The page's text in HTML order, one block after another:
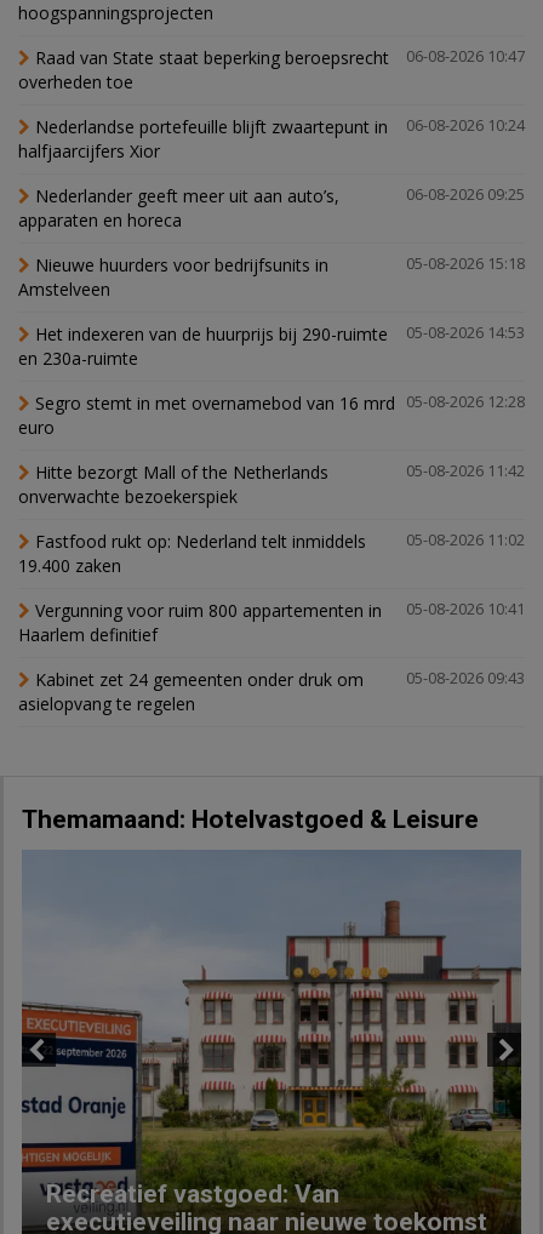
hoogspanningsprojecten
06-08-2026 10:47
Raad van State staat beperking beroepsrecht
overheden toe
06-08-2026 10:24
Nederlandse portefeuille blijft zwaartepunt in
halfjaarcijfers Xior
06-08-2026 09:25
Nederlander geeft meer uit aan auto’s,
apparaten en horeca
05-08-2026 15:18
Nieuwe huurders voor bedrijfsunits in
Amstelveen
05-08-2026 14:53
Het indexeren van de huurprijs bij 290-ruimte
en 230a-ruimte
05-08-2026 12:28
Segro stemt in met overnamebod van 16 mrd
euro
05-08-2026 11:42
Hitte bezorgt Mall of the Netherlands
onverwachte bezoekerspiek
05-08-2026 11:02
Fastfood rukt op: Nederland telt inmiddels
19.400 zaken
05-08-2026 10:41
Vergunning voor ruim 800 appartementen in
Haarlem definitief
05-08-2026 09:43
Kabinet zet 24 gemeenten onder druk om
asielopvang te regelen
Themamaand: Hotelvastgoed & Leisure
Recreatief vastgoed: Van
executieveiling naar nieuwe toekomst
Next